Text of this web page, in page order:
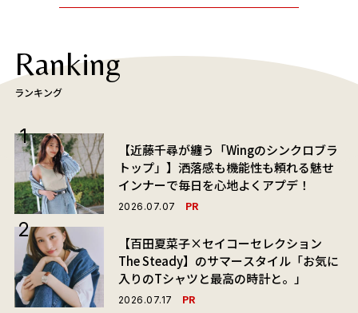
Ranking
ランキング
【近藤千尋が纏う「Wingのシンクロブラ
トップ」】洒落感も機能性も頼れる魅せ
インナーで毎日を心地よくアプデ！
2026.07.07 PR
【百田夏菜子×セイコーセレクション
The Steady】のサマースタイル「お気に
入りのTシャツと最高の時計と。」
2026.07.17 PR